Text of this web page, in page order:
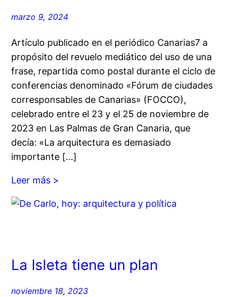
marzo 9, 2024
Artículo publicado en el periódico Canarias7 a
propósito del revuelo mediático del uso de una
frase, repartida como postal durante el ciclo de
conferencias denominado «Fórum de ciudades
corresponsables de Canarias» (FOCCO),
celebrado entre el 23 y el 25 de noviembre de
2023 en Las Palmas de Gran Canaria, que
decía: «La arquitectura es demasiado
importante […]
Leer más >
La Isleta tiene un plan
noviembre 18, 2023